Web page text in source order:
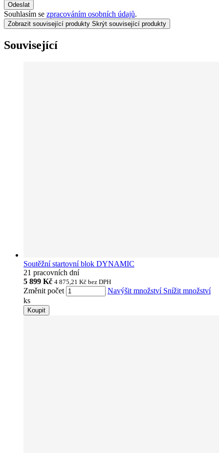
Odeslat
Souhlasím se zpracováním osobních údajů.
Zobrazit související produkty Skrýt související produkty
Související
Soutěžní startovní blok DYNAMIC
21 pracovních dní
5 899 Kč 4 875,21 Kč bez DPH
Změnit počet Navýšit množství Snížit množství
ks
Koupit